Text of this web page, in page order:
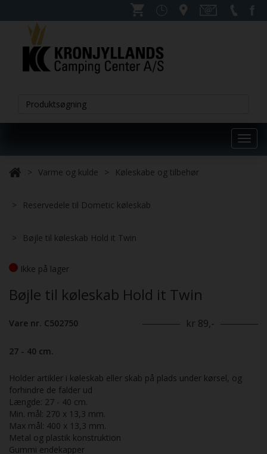
Varme og kulde Køleskabe og tilbehør
Reservedele til Dometic køleskab
Bøjle til køleskab Hold it Twin
Ikke på lager
Bøjle til køleskab Hold it Twin
Vare nr. C502750 kr 89,-
27 - 40 cm.
Holder artikler i køleskab eller skab på plads under kørsel, og
forhindre de falder ud
Længde: 27 - 40 cm.
Min. mål: 270 x 13,3 mm.
Max mål: 400 x 13,3 mm.
Metal og plastik konstruktion
Gummi endekapper